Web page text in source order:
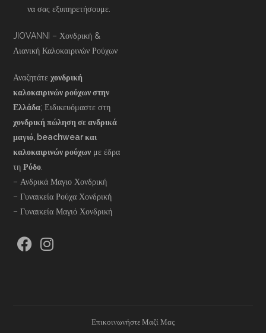
να σας εξυπηρετήσουμε.
JIOVANNI – Χονδρική &
Λιανική Καλοκαιρινών Ρούχων
Αναζητάτεχονδρική
καλοκαιρινών ρούχων στην
Ελλάδα; Ειδικευόμαστε στη
χονδρική πώληση σε ανδρικά
μαγιό, beachwear και
καλοκαιρινών ρούχων με έδρα
τηΡόδο.
– Ανδρικά Μαγιο Χονδρική
– Γυναικεία Ρούχα Χονδρική
– Γυναικεία Μαγιό Χονδρική
Επικοινωνήστε Μαζί Μας